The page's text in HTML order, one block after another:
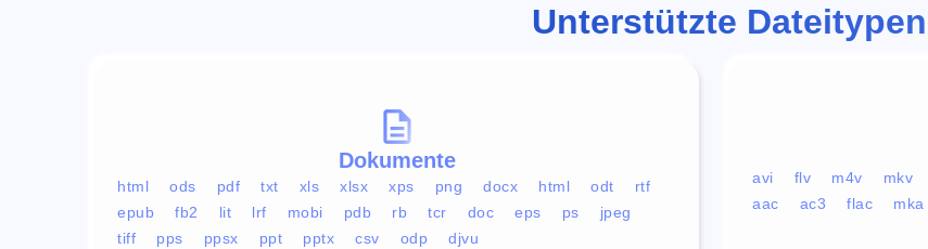
Unterstützte Dateitypen
Dokumente
html ods pdf txt xls xlsx xps png docx html odt
rtf
epub
fb2 lit lrf mobi pdb rb tcr doc eps ps
jpeg
tiff
pps ppsx ppt pptx csv odp djvu
avi flv m4v mkv
aac
ac3 flac mka